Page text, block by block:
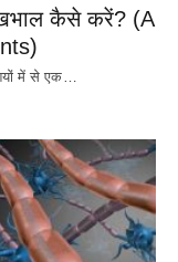
कैसे करें? (A
में से एक…